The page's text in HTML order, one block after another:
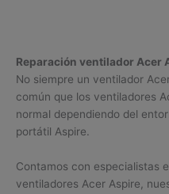
Reparación ventilador Acer
No siempre un ventilador
común que los ventiladores
normal dependiendo del
portátil Aspire.
Contamos con especialistas
ventiladores Acer Aspire,